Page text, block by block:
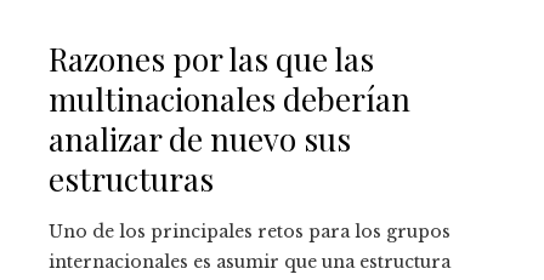
Razones por las que las
multinacionales deberían
analizar de nuevo sus
estructuras
Uno de los principales retos para los grupos
internacionales es asumir que una estructura